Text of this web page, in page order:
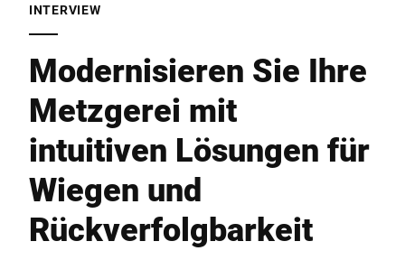
Experience
Service
Unternehmen
Amerika
Asien
Australien
Afrika
INTERVIEW
Modernisieren Sie Ihre
Metzgerei mit
intuitiven Lösungen für
Wiegen und
Rückverfolgbarkeit